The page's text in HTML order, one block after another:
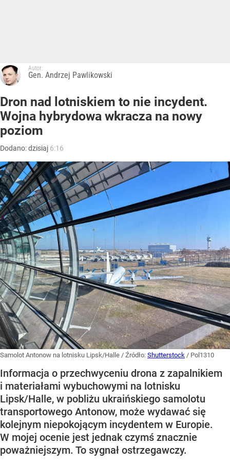
Autor:
Gen. Andrzej Pawlikowski
Dron nad lotniskiem to nie incydent.
Wojna hybrydowa wkracza na nowy
poziom
Dodano:dzisiaj 6:16
Samolot Antonow na lotnisku Lipsk/Halle / Źródło: Shutterstock / Pol1310
Informacja o przechwyceniu drona z zapalnikiem
i materiałami wybuchowymi na lotnisku
Lipsk/Halle, w pobliżu ukraińskiego samolotu
transportowego Antonow, może wydawać się
kolejnym niepokojącym incydentem w Europie.
W mojej ocenie jest jednak czymś znacznie
poważniejszym. To sygnał ostrzegawczy.